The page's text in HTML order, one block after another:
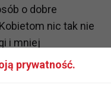
o dobre
nic tak nie
i mniej
nie tylko
prywatność.